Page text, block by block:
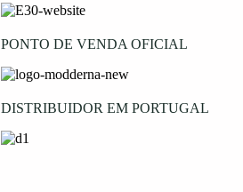
PONTO DE VENDA OFICIAL
DISTRIBUIDOR EM PORTUGAL